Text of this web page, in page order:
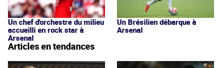
Un chef d'orchestre du milieu
accueilli en rock star à
Arsenal
Un Brésilien débarque à
Arsenal
Articles en tendances